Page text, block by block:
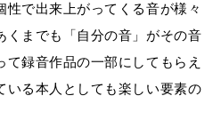
性で出来上がってくる音が様々
くまでも「自分の音」がその音
録音作品の一部にしてもらえ
いる本人としても楽しい要素の